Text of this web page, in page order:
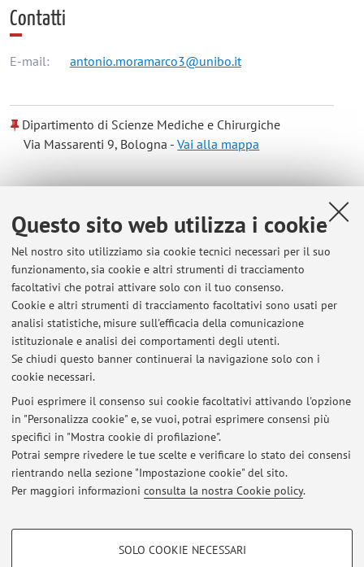
Questo sito web utilizza i cookie
Nel nostro sito utilizziamo sia cookie tecnici necessari per il suo
funzionamento, sia cookie e altri strumenti di tracciamento
facoltativi che potrai attivare solo con il tuo consenso.
Cookie e altri strumenti di tracciamento facoltativi sono usati per
analisi statistiche, misure sull'efficacia della comunicazione
istituzionale e analisi dei comportamenti degli utenti.
Se chiudi questo banner continuerai la navigazione solo con i
cookie necessari.
Puoi esprimere il consenso sui cookie facoltativi attivando l'opzione
in "Personalizza cookie" e, se vuoi, potrai esprimere consensi più
specifici in "Mostra cookie di profilazione".
Potrai sempre rivedere le tue scelte e verificare lo stato dei consensi
rientrando nella sezione "Impostazione cookie" del sito.
Per maggiori informazioni consulta la nostra Cookie policy.
COOKIE DI PROFILAZIONE - FACOLTATIVI
SOLO COOKIE NECESSARI
Contatti
E-mail: antonio.moramarco3@unibo.it
Dipartimento di Scienze Mediche e Chirurgiche
Via Massarenti 9, Bologna -Vai alla mappa
Orario di ricevimento
Su appuntamento, previa richiesta all’indirizzo mail
antonio.moramarco3@unibo.it
Ultimi avvisi
Al momento non sono presenti avvisi.